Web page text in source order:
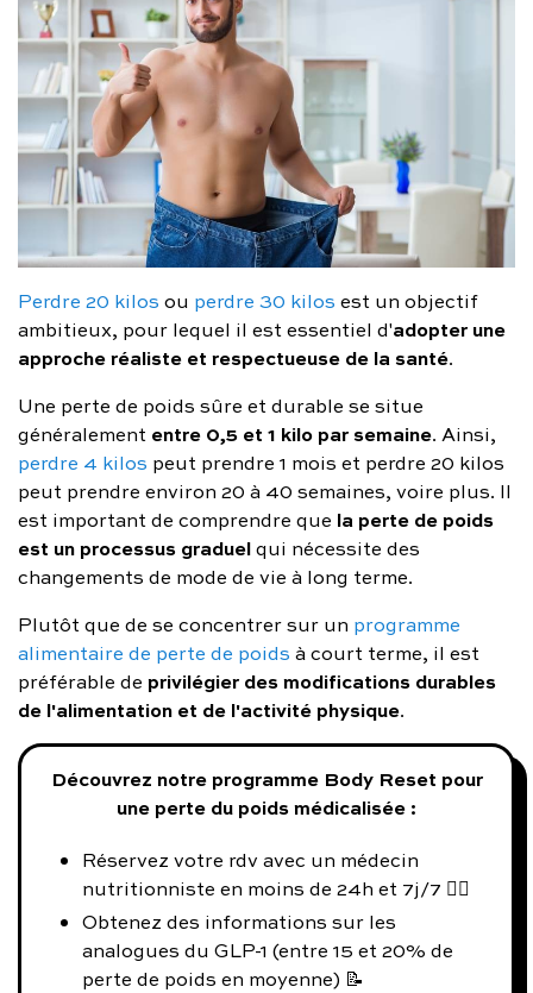
Perdre 20 kilos ou perdre 30 kilos est un objectif
ambitieux, pour lequel il est essentiel d'adopter une
approche réaliste et respectueuse de la santé.
Une perte de poids sûre et durable se situe
généralement entre 0,5 et 1 kilo par semaine. Ainsi,
perdre 4 kilos peut prendre 1 mois et perdre 20 kilos
peut prendre environ 20 à 40 semaines, voire plus. Il
est important de comprendre que la perte de poids
est un processus graduelqui nécessite des
changements de mode de vie à long terme.
Plutôt que de se concentrer sur un programme
alimentaire de perte de poids à court terme, il est
préférable de privilégier des modifications durables
de l'alimentation et de l'activité physique.
Découvrez notre programme Body Reset pour
une perte du poids médicalisée :
Réservez votre rdv avec un médecin
nutritionniste en moins de 24h et 7j/7 👨‍⚕️
Obtenez des informations sur les
analogues du GLP-1 (entre 15 et 20% de
perte de poids en moyenne) 📝